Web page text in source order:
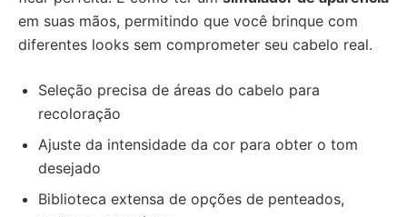
em suas mãos, permitindo que você brinque com
diferentes looks sem comprometer seu cabelo real.
Seleção precisa de áreas do cabelo para
recoloração
Ajuste da intensidade da cor para obter o tom
desejado
Biblioteca extensa de opções de penteados,